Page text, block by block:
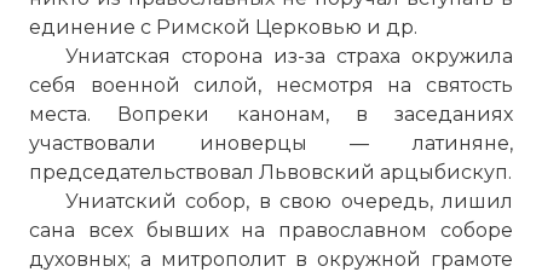
единение с Римской Церковью и др.
Униатская сторона из-за страха окружила
себя военной силой, несмотря на святость
места. Вопреки канонам, в заседаниях
участвовали иноверцы — латиняне,
председательствовал Львовский арцыбискуп.
Униатский собор, в свою очередь, лишил
сана всех бывших на православном соборе
духовных; а митрополит в окружной грамоте